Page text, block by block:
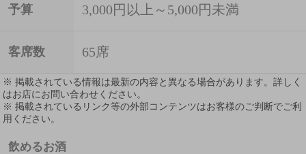
予算 3,000円以上～5,000円未満
客席数 65席
※ 掲載されている情報は最新の内容と異なる場合があります。詳しく
はお店にお問い合わせください。
※ 掲載されているリンク等の外部コンテンツはお客様のご判断でご利
用ください。
飲めるお酒